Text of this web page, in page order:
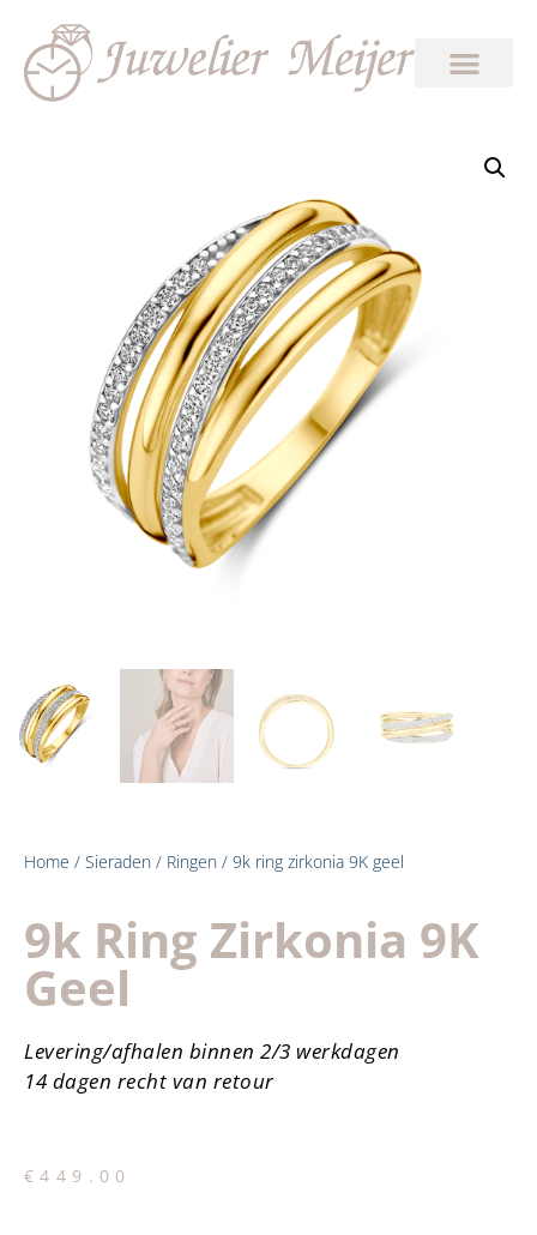
Home / Sieraden / Ringen / 9k ring zirkonia 9K geel
9k Ring Zirkonia 9K
Geel
Levering/afhalen binnen 2/3 werkdagen
14 dagen recht van retour
€449.00